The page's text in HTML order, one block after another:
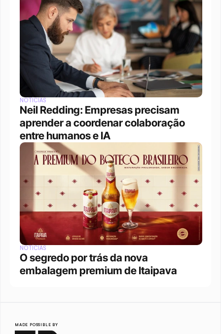
NOTÍCIAS
Neil Redding: Empresas precisam
aprender a coordenar colaboração
entre humanos e IA
NOTÍCIAS
O segredo por trás da nova
embalagem premium de Itaipava
MADE POSSIBLE BY